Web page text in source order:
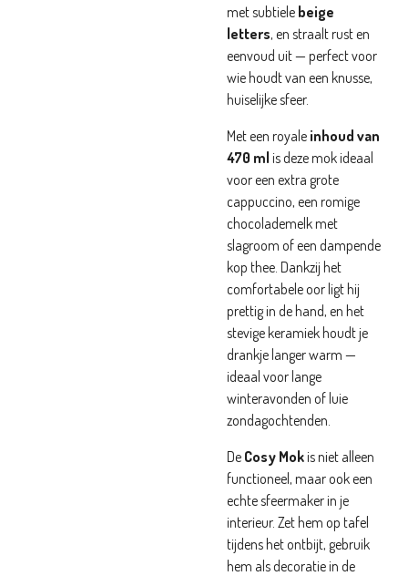
met subtiele beige
letters, en straalt rust en
eenvoud uit — perfect voor
wie houdt van een knusse,
huiselijke sfeer.
Met een royale inhoud van
470 ml is deze mok ideaal
voor een extra grote
cappuccino, een romige
chocolademelk met
slagroom of een dampende
kop thee. Dankzij het
comfortabele oor ligt hij
prettig in de hand, en het
stevige keramiek houdt je
drankje langer warm —
ideaal voor lange
winteravonden of luie
zondagochtenden.
De Cosy Mokis niet alleen
functioneel, maar ook een
echte sfeermaker in je
interieur. Zet hem op tafel
tijdens het ontbijt, gebruik
hem als decoratie in de